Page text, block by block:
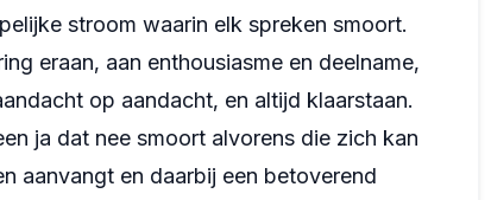
stroom waarin elk spreken smoort.
eraan, aan enthousiasme en deelname,
op aandacht, en altijd klaarstaan.
ja dat nee smoort alvorens die zich kan
aanvangt en daarbij een betoverend